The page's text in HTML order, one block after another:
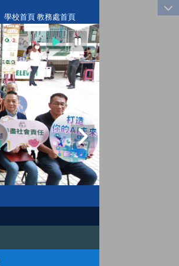
學校首頁|教務處首頁